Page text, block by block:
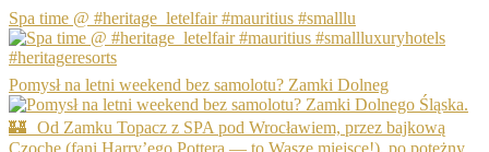
Spa time @ #heritage_letelfair #mauritius #smalllu
Pomysł na letni weekend bez samolotu? Zamki Dolneg